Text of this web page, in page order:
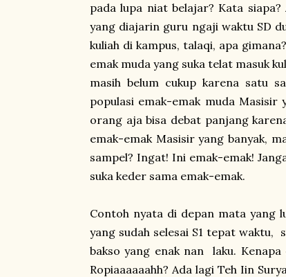
pada lupa niat belajar? Kata
yang diajarin guru ngaji waktu SD
kuliah di kampus, talaqi, apa
emak muda yang suka telat masuk
masih belum cukup karena satu
populasi emak-emak muda Masisir
orang aja bisa debat panjang
emak-emak Masisir yang banyak,
sampel? Ingat! Ini emak-emak!
suka keder sama emak-emak.
Contoh nyata di depan mata yang
yang sudah selesai S1 tepat waktu,
bakso yang enak nan laku.
Ropiaaaaaahh? Ada lagi Teh Iin